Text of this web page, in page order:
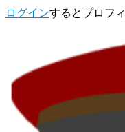
ログインするとプロフ